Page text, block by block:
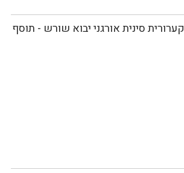
HUANG QIN HS קערורית סינית אורגני יבוא שורש - תוסף